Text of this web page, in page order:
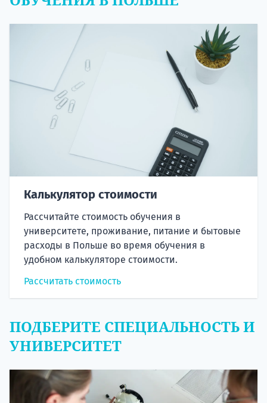
Калькулятор стоимости
Рассчитайте стоимость обучения в
университете, проживание, питание и бытовые
расходы в Польше во время обучения в
удобном калькуляторе стоимости.
Рассчитать стоимость
ПОДБЕРИТЕ СПЕЦИАЛЬНОСТЬ И
УНИВЕРСИТЕТ